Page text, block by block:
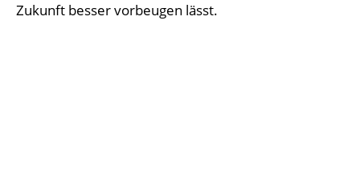
Zukunft besser vorbeugen lässt.